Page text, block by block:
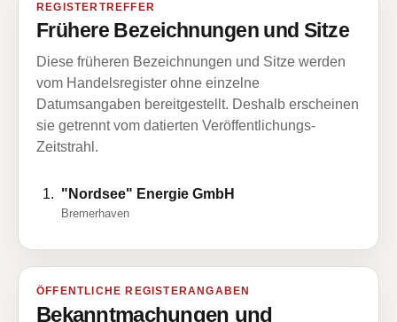
REGISTERTREFFER
Frühere Bezeichnungen und Sitze
Diese früheren Bezeichnungen und Sitze werden
vom Handelsregister ohne einzelne
Datumsangaben bereitgestellt. Deshalb erscheinen
sie getrennt vom datierten Veröffentlichungs-
Zeitstrahl.
"Nordsee" Energie GmbH
Bremerhaven
ÖFFENTLICHE REGISTERANGABEN
Bekanntmachungen und